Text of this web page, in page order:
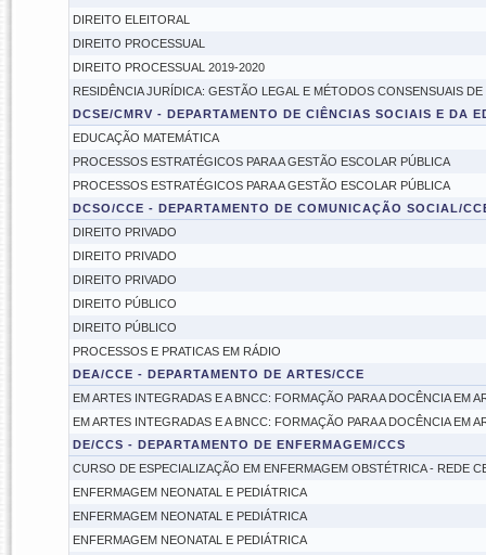
DIREITO ELEITORAL
DIREITO PROCESSUAL
DIREITO PROCESSUAL 2019-2020
RESIDÊNCIA JURÍDICA: GESTÃO LEGAL E MÉTODOS CONSENSUAIS
DCSE/CMRV - DEPARTAMENTO DE CIÊNCIAS SOCIAIS E DA
EDUCAÇÃO MATEMÁTICA
PROCESSOS ESTRATÉGICOS PARA A GESTÃO ESCOLAR PÚBLICA
PROCESSOS ESTRATÉGICOS PARA A GESTÃO ESCOLAR PÚBLICA
DCSO/CCE - DEPARTAMENTO DE COMUNICAÇÃO SOCIAL/
DIREITO PRIVADO
DIREITO PRIVADO
DIREITO PRIVADO
DIREITO PÚBLICO
DIREITO PÚBLICO
PROCESSOS E PRATICAS EM RÁDIO
DEA/CCE - DEPARTAMENTO DE ARTES/CCE
EM ARTES INTEGRADAS E A BNCC: FORMAÇÃO PARA A DOCÊNCIA EM
EM ARTES INTEGRADAS E A BNCC: FORMAÇÃO PARA A DOCÊNCIA EM
DE/CCS - DEPARTAMENTO DE ENFERMAGEM/CCS
CURSO DE ESPECIALIZAÇÃO EM ENFERMAGEM OBSTÉTRICA - REDE
ENFERMAGEM NEONATAL E PEDIÁTRICA
ENFERMAGEM NEONATAL E PEDIÁTRICA
ENFERMAGEM NEONATAL E PEDIÁTRICA